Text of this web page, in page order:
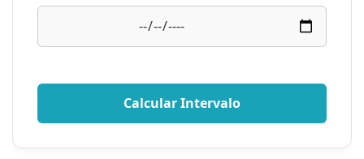
Calcular Intervalo